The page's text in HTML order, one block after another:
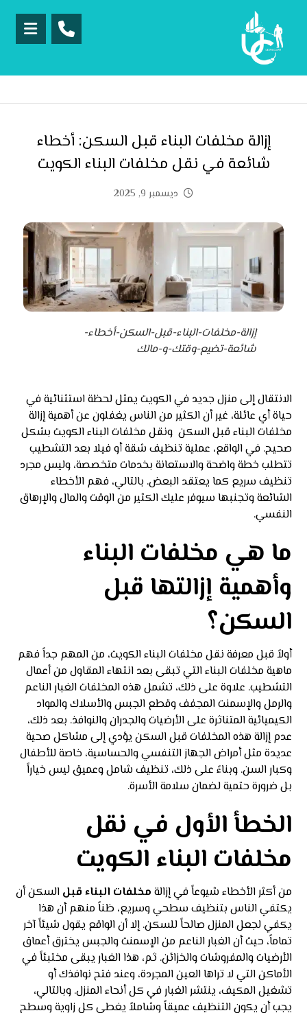
إزالة مخلفات البناء قبل السكن: أخطاء
شائعة في نقل مخلفات البناء الكويت
ديسمبر 9, 2025
إزالة-مخلفات-البناء-قبل-السكن-أخطاء-
شائعة-تضيع-وقتك-و-مالك
الانتقال إلى منزل جديد في الكويت يمثل لحظة استثنائية في
حياة أي عائلة، غير أن الكثير من الناس يغفلون عن أهمية إزالة
مخلفات البناء قبل السكن ونقل مخلفات البناء الكويت بشكل
صحيح. في الواقع، عملية تنظيف شقة أو فيلا بعد التشطيب
تتطلب خطة واضحة والاستعانة بخدمات متخصصة، وليس مجرد
تنظيف سريع كما يعتقد البعض. بالتالي، فهم الأخطاء
الشائعة وتجنبها سيوفر عليك الكثير من الوقت والمال والإرهاق
النفسي.
ما هي مخلفات البناء
وأهمية إزالتها قبل
السكن؟
أولاً قبل معرفة نقل مخلفات البناء الكويت، من المهم جداً فهم
ماهية مخلفات البناء التي تبقى بعد انتهاء المقاول من أعمال
التشطيب. علاوة على ذلك، تشمل هذه المخلفات الغبار الناعم
والرمل والإسمنت المجفف وقطع الجبس والأسلاك والمواد
الكيميائية المتناثرة على الأرضيات والجدران والنوافذ. بعد ذلك،
عدم إزالة هذه المخلفات قبل السكن يؤدي إلى مشاكل صحية
عديدة مثل أمراض الجهاز التنفسي والحساسية، خاصة للأطفال
وكبار السن. وبناءً على ذلك، تنظيف شامل وعميق ليس خياراً
بل ضرورة حتمية لضمان سلامة الأسرة.
الخطأ الأول في نقل
مخلفات البناء الكويت
من أكثر الأخطاء شيوعاً في إزالة مخلفات البناء قبل السكن أن
يكتفي الناس بتنظيف سطحي وسريع، ظناً منهم أن هذا
يكفي لجعل المنزل صالحاً للسكن. إلا أن الواقع يقول شيئاً آخر
تماماً، حيث أن الغبار الناعم من الإسمنت والجبس يخترق أعماق
الأرضيات والمفروشات والخزائن. ثم، هذا الغبار يبقى مختبئاً في
الأماكن التي لا تراها العين المجردة، وعند فتح نوافذك أو
تشغيل المكيف، ينتشر الغبار في كل أنحاء المنزل. وبالتالي،
يجب أن يكون التنظيف عميقاً وشاملاً يغطي كل زاوية وسطح